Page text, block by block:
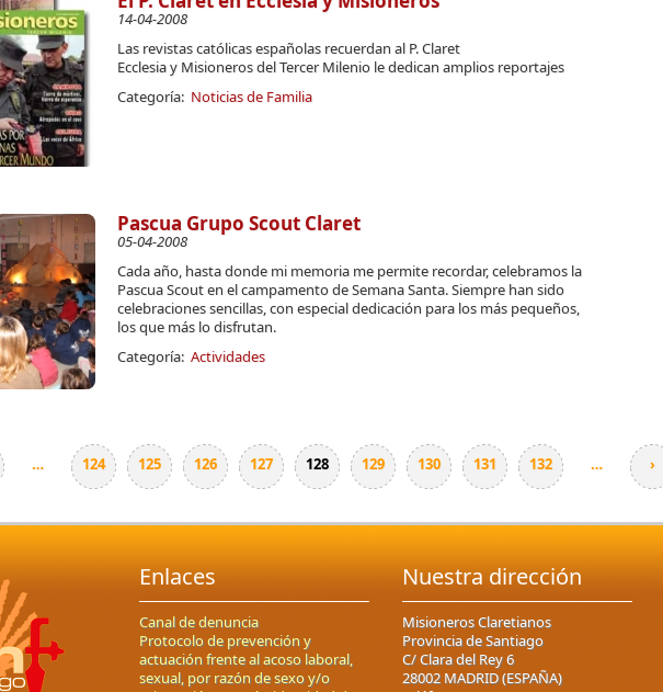
14-04-2008
Las revistas católicas españolas recuerdan al P. Claret
Ecclesia y Misioneros del Tercer Milenio le dedican amplios reportajes
Categoría: Noticias de Familia
Pascua Grupo Scout Claret
05-04-2008
Cada año, hasta donde mi memoria me permite recordar, celebramos la
Pascua Scout en el campamento de Semana Santa. Siempre han sido
celebraciones sencillas, con especial dedicación para los más pequeños,
los que más lo disfrutan.
Categoría: Actividades
… 124 125 126 127 128 129 130 131 132 … ›
Enlaces
Canal de denuncia
Protocolo de prevención y
actuación frente al acoso laboral,
sexual, por razón de sexo y/o
Nuestra dirección
Misioneros Claretianos
Provincia de Santiago
C/ Clara del Rey 6
28002 MADRID (ESPAÑA)